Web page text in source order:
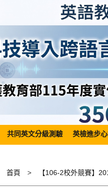
共同英文分級測驗 英檢進步
首頁